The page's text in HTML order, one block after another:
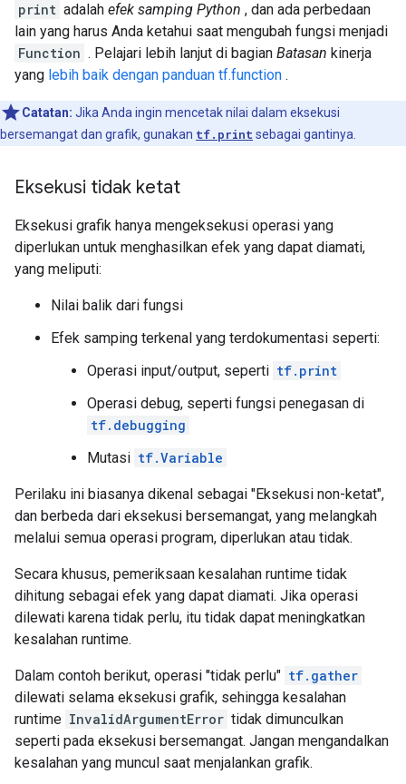
        key: "value"
        value {
          tensor {
            dtype: DT_BOOL
            tensor_shape {
            bool_val: true
          }
    }
      name: "cond/Identity"
      op: "Identity"
      input: "cond/Const_3:output:0"
        key: "T"
          type: DT_BOOL
      }
    node_def {
      name: "cond/Const_4"
      attr {
        value {
          type: DT_INT32
        }
      attr {
        key: "value"
        value {
          tensor {
            dtype: DT_INT32
            }
            int_val: 0
          }
        }
      }
    }
print adalah efek samping Python , dan ada perbedaan
lain yang harus Anda ketahui saat mengubah fungsi menjadi
Function . Pelajari lebih lanjut di bagian Batasan kinerja
yang lebih baik dengan panduan tf.function .
Catatan: Jika Anda ingin mencetak nilai dalam eksekusi
bersemangat dan grafik, gunakan tf.print sebagai gantinya.
Eksekusi tidak ketat
Eksekusi grafik hanya mengeksekusi operasi yang
diperlukan untuk menghasilkan efek yang dapat diamati,
yang meliputi:
Nilai balik dari fungsi
Efek samping terkenal yang terdokumentasi seperti:
Operasi input/output, seperti tf.print
Operasi debug, seperti fungsi penegasan di
tf.debugging
Mutasi tf.Variable
Perilaku ini biasanya dikenal sebagai "Eksekusi non-ketat",
dan berbeda dari eksekusi bersemangat, yang melangkah
melalui semua operasi program, diperlukan atau tidak.
Secara khusus, pemeriksaan kesalahan runtime tidak
dihitung sebagai efek yang dapat diamati. Jika operasi
dilewati karena tidak perlu, itu tidak dapat meningkatkan
kesalahan runtime.
Dalam contoh berikut, operasi "tidak perlu" tf.gather
dilewati selama eksekusi grafik, sehingga kesalahan
runtime InvalidArgumentError tidak dimunculkan
seperti pada eksekusi bersemangat. Jangan mengandalkan
kesalahan yang muncul saat menjalankan grafik.